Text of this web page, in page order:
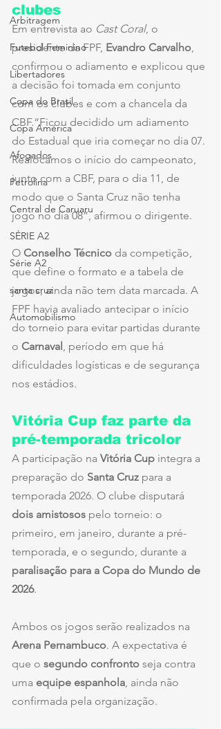
Arbitragem
Futebol Feminino
Libertadores
Copa do Brasil
Copa América
Afogados
Petrolina
Central de Caruaru
SÉRIE A2
Série A2
santa cruz
Automobilismo
clubes
Em entrevista ao Cast Coral, o
presidente da FPF, Evandro Carvalho,
confirmou o adiamento e explicou que
a decisão foi tomada em conjunto
com os clubes e com a chancela da
CBF.“Ficou decidido um adiamento
do Estadual que iria começar no dia 07.
Realocamos o início do campeonato,
junto com a CBF, para o dia 11, de
modo que o Santa Cruz não tenha
jogo no dia 08”, afirmou o dirigente.
O Conselho Técnico da competição,
que define o formato e a tabela de
jogos, ainda não tem data marcada. A
FPF havia avaliado antecipar o início
do torneio para evitar partidas durante
o Carnaval , período em que há
dificuldades logísticas e de segurança
nos estádios.
Vitória Cup faz parte da
pré-temporada tricolor
A participação na Vitória Cup integra a
preparação do Santa Cruz para a
temporada 2026. O clube disputará
dois amistosos pelo torneio: o
primeiro, em janeiro, durante a pré-
temporada, e o segundo, durante a
paralisação para a Copa do Mundo de
2026.
Ambos os jogos serão realizados na
Arena Pernambuco. A expectativa é
que o segundo confronto seja contra
uma equipe espanhola, ainda não
confirmada pela organização.